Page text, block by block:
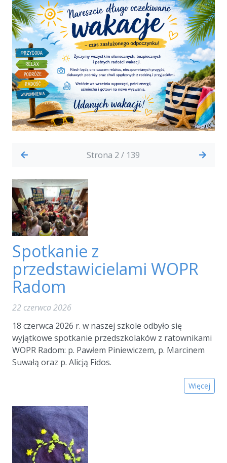
Strona 2 / 139
Spotkanie z
przedstawicielami WOPR
Radom
22 czerwca 2026
18 czerwca 2026 r. w naszej szkole odbyło się
wyjątkowe spotkanie przedszkolaków z ratownikami
WOPR Radom: p. Pawłem Piniewiczem, p. Marcinem
Suwałą oraz p. Alicją Fidos.
Więcej